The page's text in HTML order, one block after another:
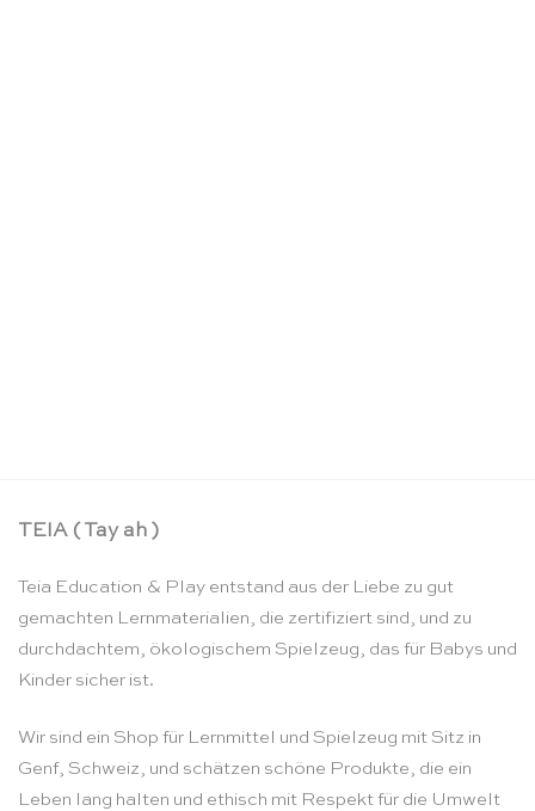
TEIA ( Tay ah )
Teia Education & Play entstand aus der Liebe zu gut
gemachten Lernmaterialien, die zertifiziert sind, und zu
durchdachtem, ökologischem Spielzeug, das für Babys und
Kinder sicher ist.
Wir sind ein Shop für Lernmittel und Spielzeug mit Sitz in
Genf, Schweiz, und schätzen schöne Produkte, die ein
Leben lang halten und ethisch mit Respekt für die Umwelt